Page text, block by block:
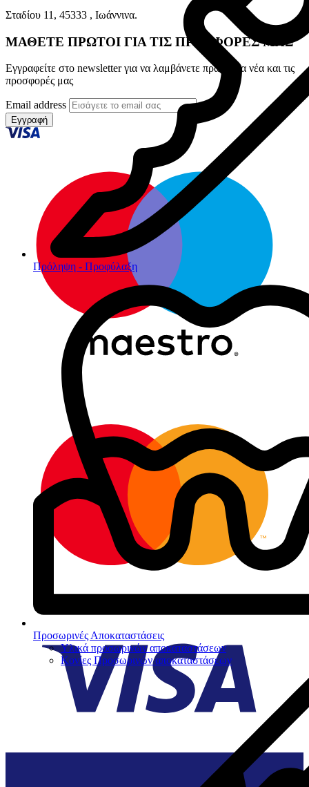
Πρόληψη - Προφύλαξη
Προσωρινές Αποκαταστάσεις
Υλικά προσωρινών αποκαταστάσεων
Κονίες Προσωρινών αποκαταστάσεων
Σταδίου 11, 45333 , Ιωάννινα.
ΜΑΘΕΤΕ ΠΡΩΤΟΙ ΓΙΑ ΤΙΣ ΠΡΟΣΦΟΡΕΣ ΜΑΣ
Εγγραφείτε στο newsletter για να λαμβάνετε πρώτοι τα νέα και τις
προσφορές μας
Email address
Εγγραφή